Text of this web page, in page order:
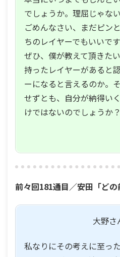
でしょうか。理屈じゃな
ごめんなさい、まだピン
ちのレイヤーでもいいで
ぜひ、僕が教えて頂きた
持ったレイヤーがあると
ーになると言えるのか。
せずとも、自分が納得い
けではないのでしょうか？
前々回181通目／安田「どの
大野さ
私なりにその考えに至っ